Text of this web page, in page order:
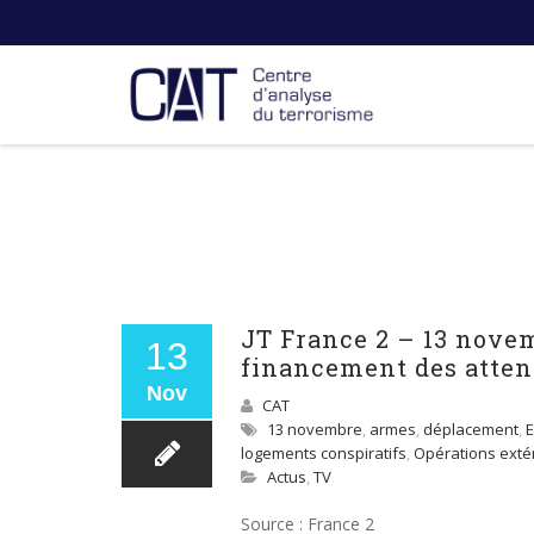
13
Nov
JT France 2 – 13
financement des
CAT
13 novembre, armes, déplacement,
logements conspiratifs, Opérations
Actus, TV
Source : France 2